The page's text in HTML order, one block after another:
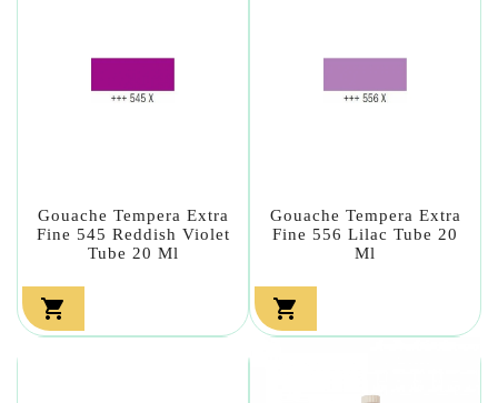
Gouache Tempera Extra
Fine 545 Reddish Violet
Tube 20 Ml

Gouache Tempera Extra
Fine 556 Lilac Tube 20
Ml
